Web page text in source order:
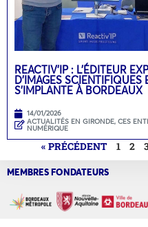
REACTIV’IP : L’ÉDITEUR
D’IMAGES SCIENTIFIQUES
S’IMPLANTE À BORDEAUX
14/01/2026
ACTUALITÉS EN GIRONDE, CES
NUMÉRIQUE
« PRÉCÉDENT 1 2
MEMBRES FONDATEURS